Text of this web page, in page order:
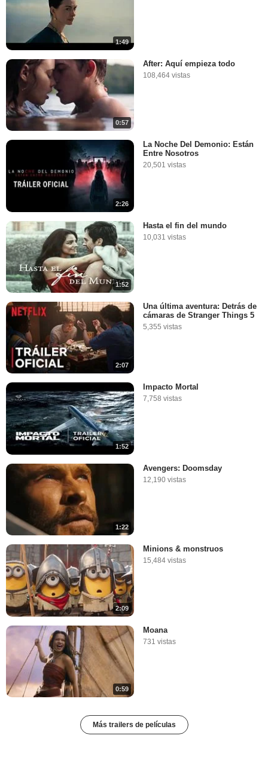
1:49
0:57
After: Aquí empieza todo
108,464 vistas
2:26
La Noche Del Demonio: Están
Entre Nosotros
20,501 vistas
1:52
Hasta el fin del mundo
10,031 vistas
2:07
Una última aventura: Detrás de
cámaras de Stranger Things 5
5,355 vistas
1:52
Impacto Mortal
7,758 vistas
1:22
Avengers: Doomsday
12,190 vistas
2:09
Minions & monstruos
15,484 vistas
0:59
Moana
731 vistas
Más trailers de películas